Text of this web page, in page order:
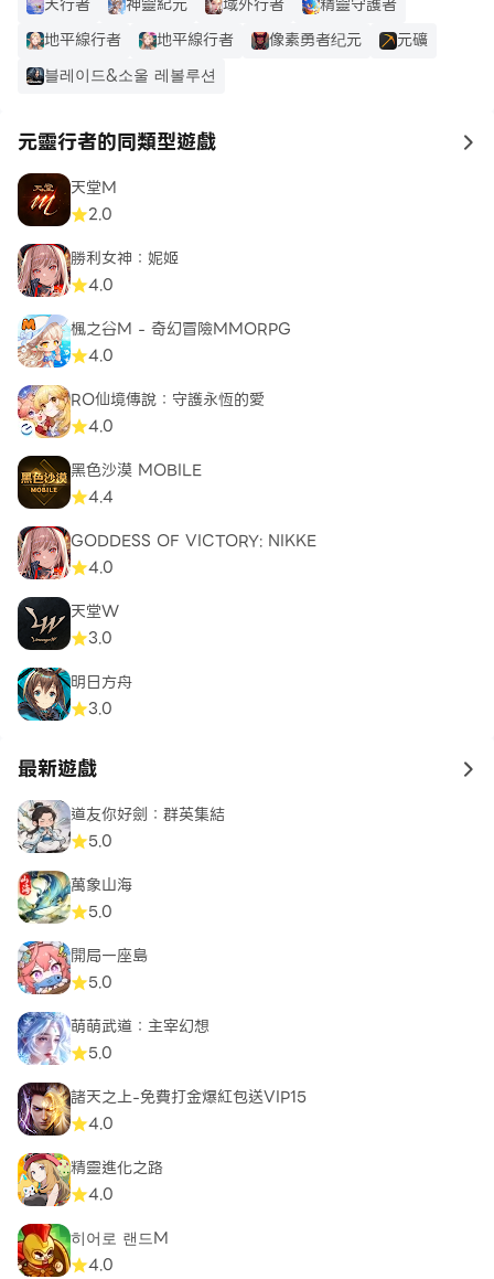
地平線行者
地平線行者 像素勇者纪元
元礦
블레이드&소울 레볼루션
元靈行者的同類型遊戲 to
天堂M
2.0
勝利女神：妮姬
4.0
楓之谷M - 奇幻冒險MMORPG
4.0
RO仙境傳說：守護永恆的愛
4.0
黑色沙漠 MOBILE
4.4
GODDESS OF VICTORY: NIKKE
4.0
天堂W
3.0
明日方舟
3.0
最新遊戲 to
道友你好劍：群英集結
5.0
萬象山海
5.0
開局一座島
5.0
萌萌武道：主宰幻想
5.0
諸天之上-免費打金爆紅包送VIP15
4.0
精靈進化之路
4.0
히어로 랜드M
4.0